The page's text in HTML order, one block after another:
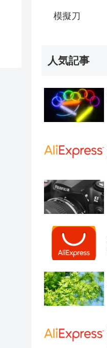
模擬刀
人気記事